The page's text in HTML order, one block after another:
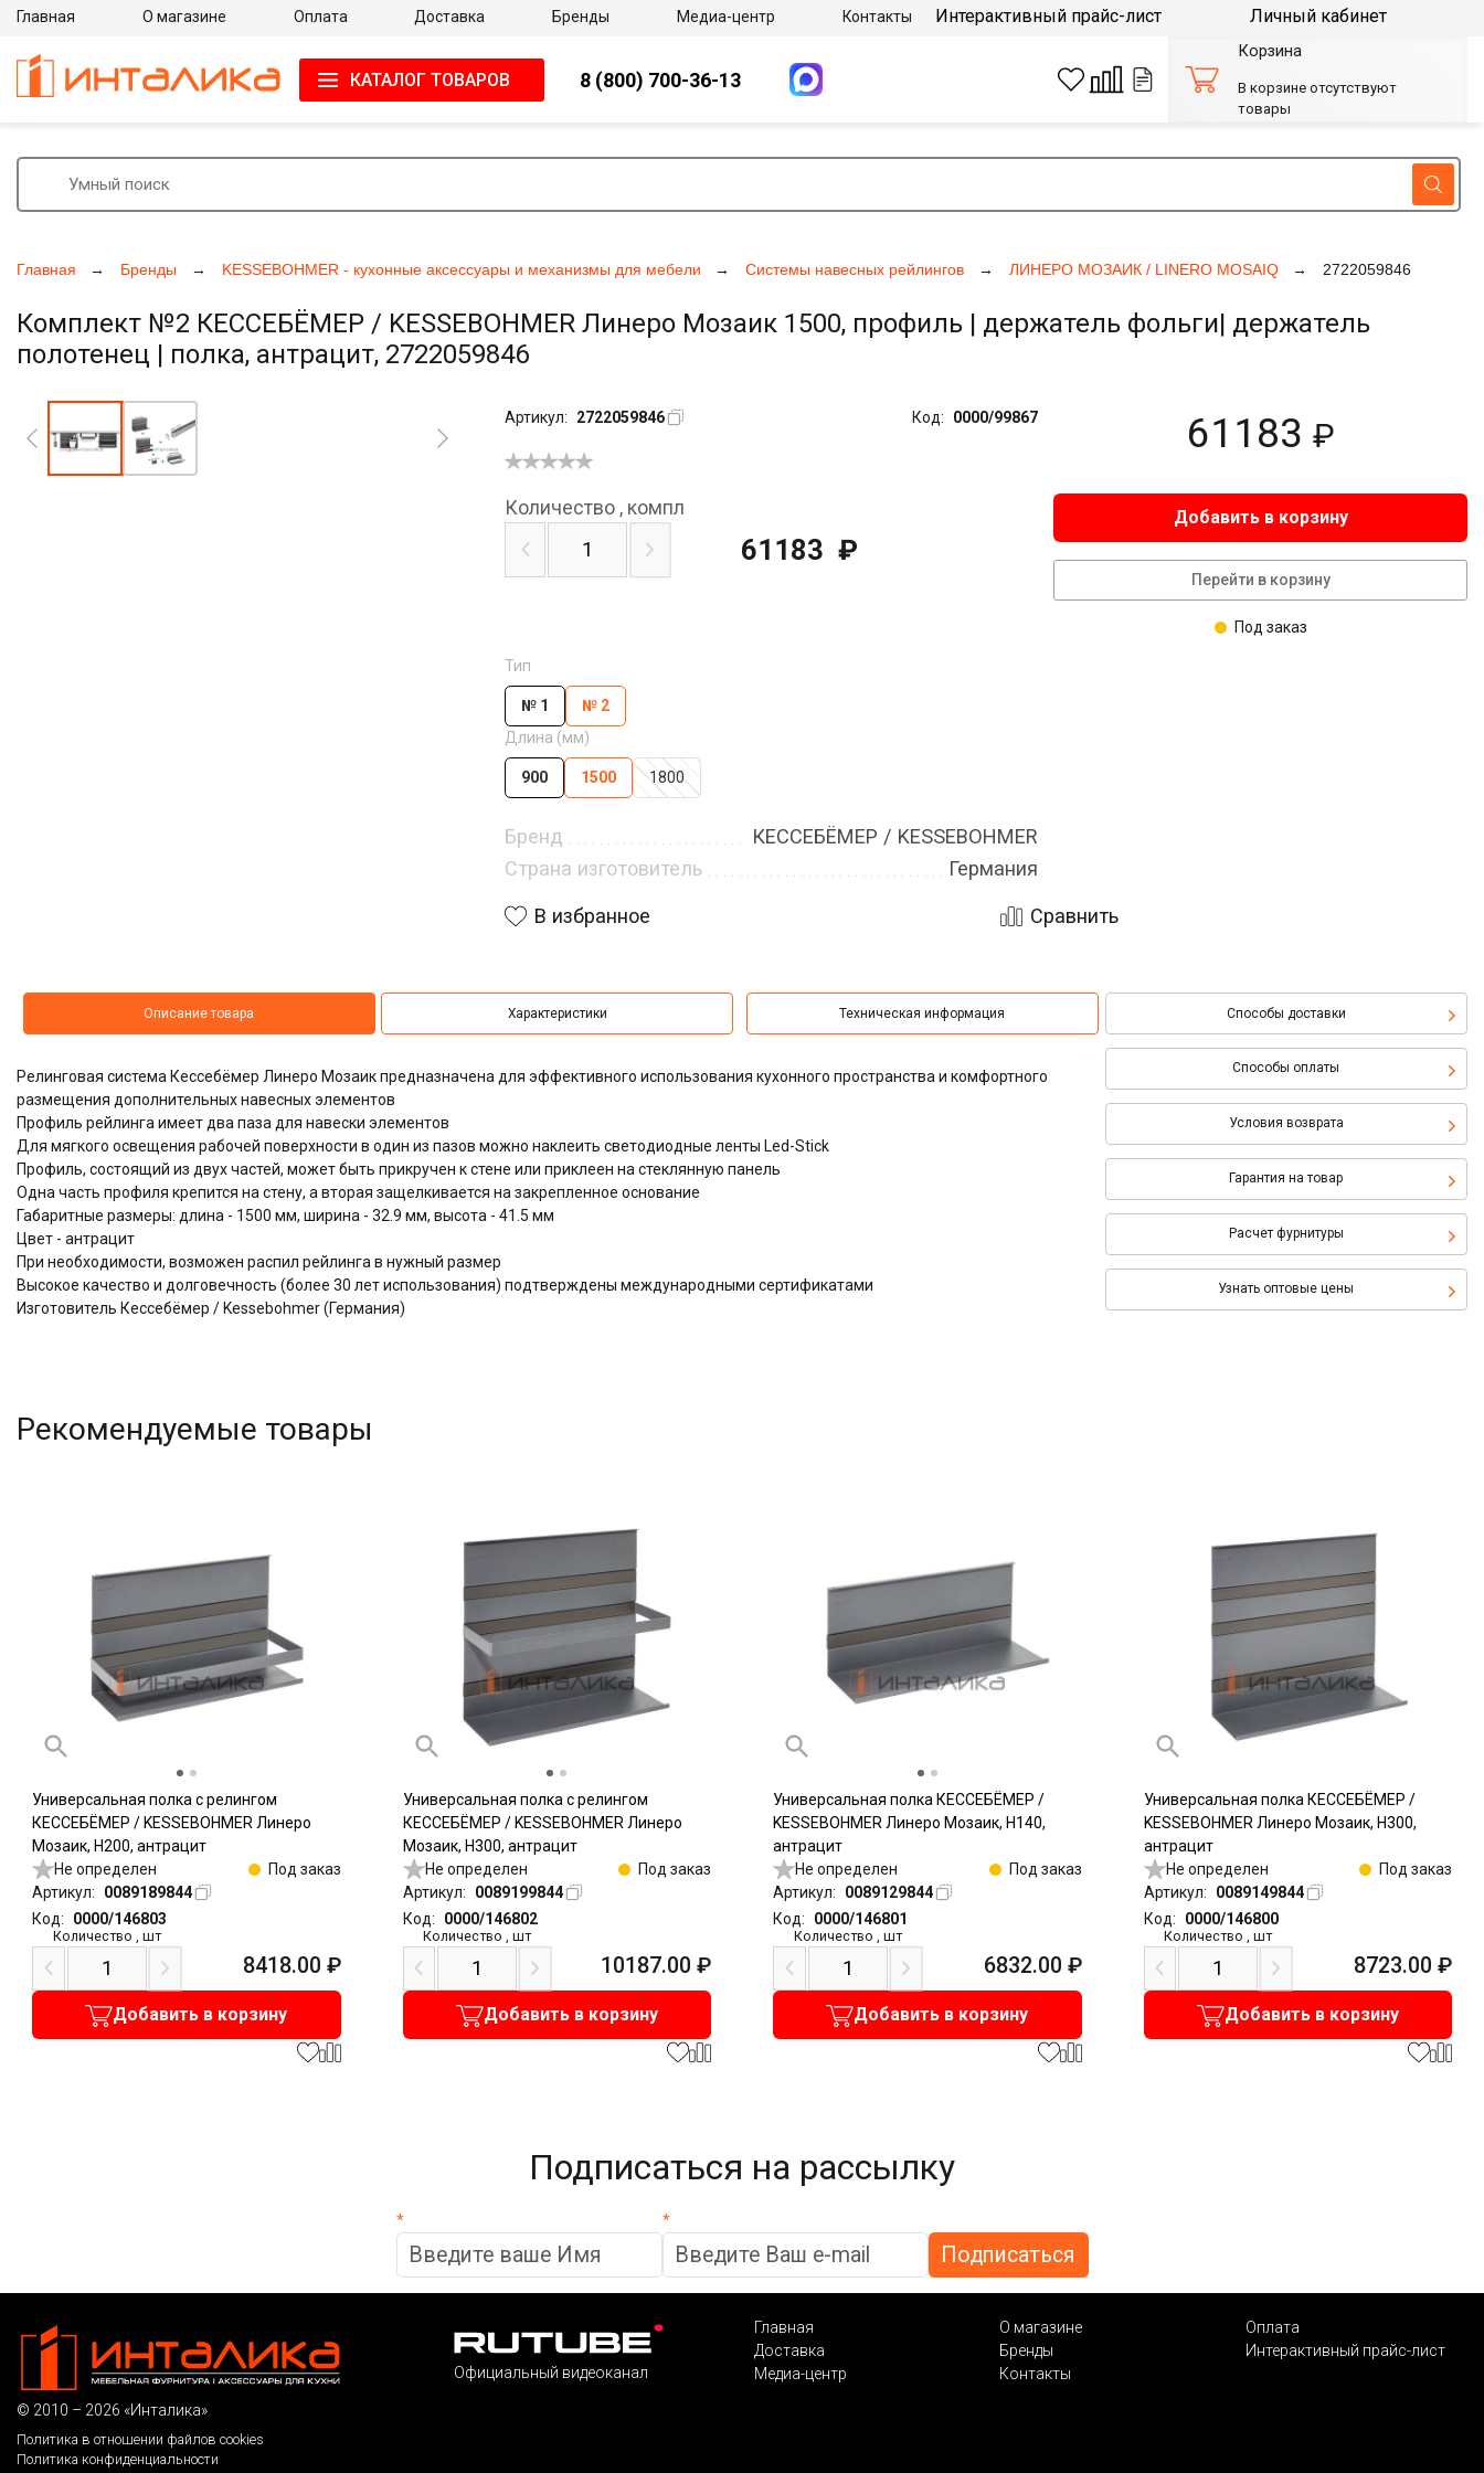
Главная Бренды KESSEBOHMER - кухонные аксессуары и механизмы для мебели Системы навесных рейлингов ЛИНЕРО МОЗАИК / LINERO MOSAIQ 2722059846
Комплект №2 КЕССЕБЁМЕР / KESSEBOHMER Линеро Мозаик 1500, профиль | держатель фольги| держатель
полотенец | полка, антрацит, 2722059846
Артикул: 2722059846 Код: 0000/99867 61183 ₽
Тип
№ 1
№ 2
Длина (мм)
900 1500 1800
Бренд
КЕССЕБЁМЕР / KESSEBOHMER
Страна изготовитель
Германия
Количество , компл
61183 ₽
Добавить в корзину
Перейти в корзину
Под заказ
В избранное Сравнить
Описание товара Характеристики Техническая информация Способы доставки
Способы оплаты
Условия возврата
Гарантия на товар
Расчет фурнитуры
Узнать оптовые цены
Релинговая система Кессебёмер Линеро Мозаик предназначена для эффективного использования кухонного пространства и комфортного
размещения дополнительных навесных элементов
Профиль рейлинга имеет два паза для навески элементов
Для мягкого освещения рабочей поверхности в один из пазов можно наклеить светодиодные ленты Led-Stick
Профиль, состоящий из двух частей, может быть прикручен к стене или приклеен на стеклянную панель
Одна часть профиля крепится на стену, а вторая защелкивается на закрепленное основание
Габаритные размеры: длина - 1500 мм, ширина - 32.9 мм, высота - 41.5 мм
Цвет - антрацит
При необходимости, возможен распил рейлинга в нужный размер
Высокое качество и долговечность (более 30 лет использования) подтверждены международными сертификатами
Изготовитель Кессебёмер / Kessebohmer (Германия)
Рекомендуемые товары
Универсальная полка с релингом
КЕССЕБЁМЕР / KESSEBOHMER Линеро
Мозаик, Н200, антрацит
Не определен
Под заказ
Артикул:
0089189844
Код:
0000/146803
Количество шт
8418.00 ₽
Добавить в корзину
Универсальная полка с релингом
КЕССЕБЁМЕР / KESSEBOHMER Линеро
Мозаик, Н300, антрацит
Не определен
Под заказ
Артикул:
0089199844
Код:
0000/146802
Количество ,шт
10187.00 ₽
Добавить в корзину
Универсальная полка КЕССЕБЁМЕР /
KESSEBOHMER Линеро Мозаик, Н140,
антрацит
Не определен
Под заказ
Артикул:
0089129844
Код:
0000/146801
Количество шт
6832.00 ₽
Добавить в корзину
Универсальная полка КЕССЕБЁМЕР /
KESSEBOHMER Линеро Мозаик, Н300,
антрацит
Не определен
Под заказ
Артикул:
0089149844
Код:
0000/146800
Количество ,шт
8723.00 ₽
Добавить в корзину
Главная О магазине Оплата Доставка Бренды Медиа-центр Контакты Интерактивный прайс-лист Личный кабинет
КАТАЛОГ ТОВАРОВ 8 (800) 700-36-13
Корзина
В корзине отсутствуют
товары
Подписаться на рассылку
* *
© 2010 – 2026 «Инталика»
Политика в отношении файлов cookies
Политика конфиденциальности
Официальный видеоканал
Главная О магазине
Оплата
Доставка
Бренды
Интерактивный прайс-лист
Медиа-центр
Контакты